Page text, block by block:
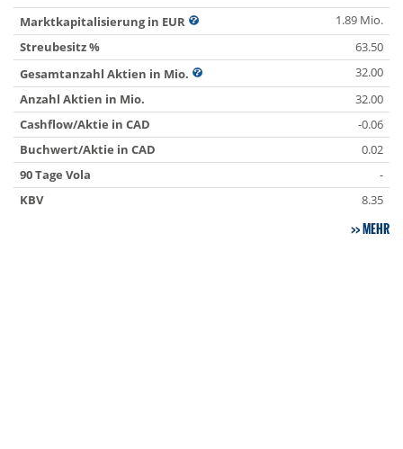
Marktkapitalisierung in EUR
1.89 Mio.
Streubesitz %
63.50
Gesamtanzahl Aktien in Mio.
32.00
Anzahl Aktien in Mio.
32.00
Cashflow/Aktie in CAD
-0.06
Buchwert/Aktie in CAD
0.02
90 Tage Vola
-
KBV
8.35
MEHR